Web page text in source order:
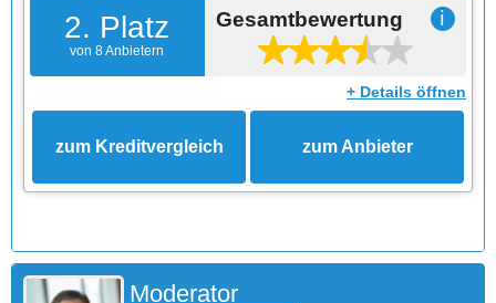
2. Platz
von 8 Anbietern
Gesamtbewertung ℹ
+ Details öffnen
zum Kreditvergleich zum Anbieter
Moderator